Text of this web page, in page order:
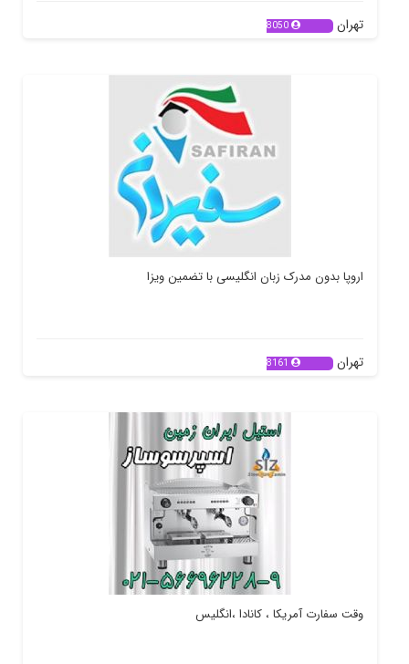
تهران 8050
اروپا بدون مدرک زبان انگلیسی با تضمین ویزا
تهران 8161
وقت سفارت آمریکا ، کانادا ،انگلیس